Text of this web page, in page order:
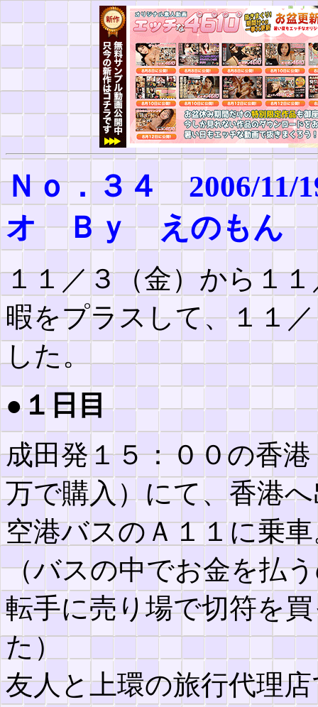
Ｎｏ．３４ 2006/11/
オ Ｂｙ えのもん
１１／３（金）から１
暇をプラスして、１１
した。
●１日目
成田発１５：００の香
万で購入）にて、香港
空港バスのＡ１１に乗
（バスの中でお金を払
転手に売り場で切符を
た）
友人と上環の旅行代理